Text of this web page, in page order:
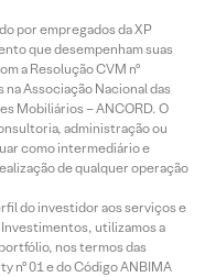
por empregados da XP
que desempenham suas
a Resolução CVM nº
Associação Nacional das
Mobiliários – ANCORD. O
administração ou
como intermediário e
de qualquer operação
do investidor aos serviços e
utilizamos a
nos termos das
nº 01 e do Código ANBIMA